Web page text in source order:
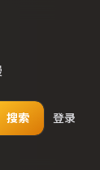
搜索 登录